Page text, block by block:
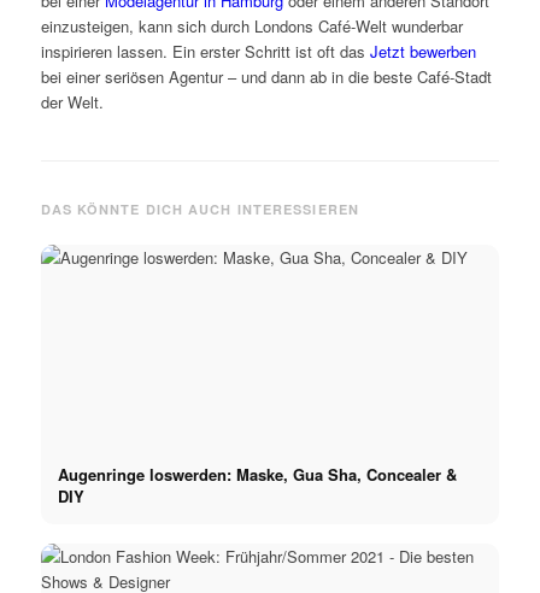
einzusteigen, kann sich durch Londons Café-Welt wunderbar
inspirieren lassen. Ein erster Schritt ist oft das Jetzt bewerben
bei einer seriösen Agentur – und dann ab in die beste Café-Stadt
der Welt.
DAS KÖNNTE DICH AUCH INTERESSIEREN
Augenringe loswerden: Maske, Gua Sha, Concealer &
DIY